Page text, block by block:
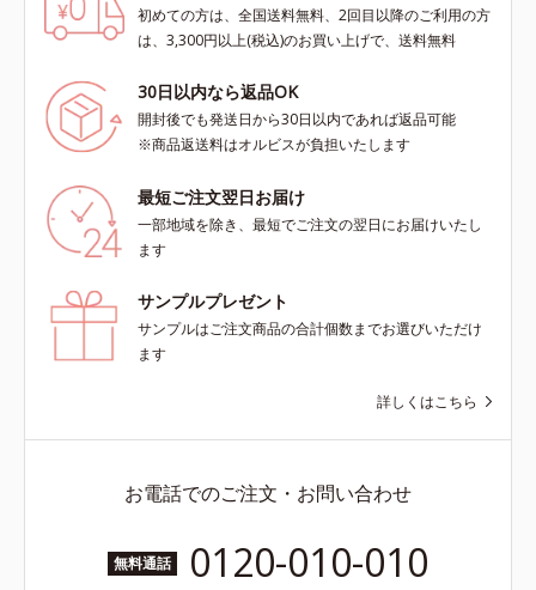
初めての方は、全国送料無料、2回目以降のご利用の方
は、3,300円以上(税込)のお買い上げで、送料無料
30日以内なら返品OK
開封後でも発送日から30日以内であれば返品可能
※商品返送料はオルビスが負担いたします
最短ご注文翌日お届け
一部地域を除き、最短でご注文の翌日にお届けいたし
ます
サンプルプレゼント
サンプルはご注文商品の合計個数までお選びいただけ
ます
詳しくはこちら
お電話でのご注文・お問い合わせ
無料通話 0120-010-010